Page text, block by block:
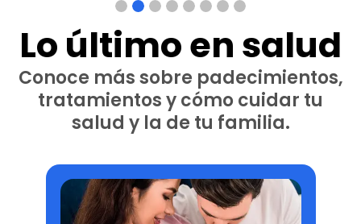
Lo último en salud
Conoce más sobre padecimientos,
tratamientos y cómo cuidar tu
salud y la de tu familia.